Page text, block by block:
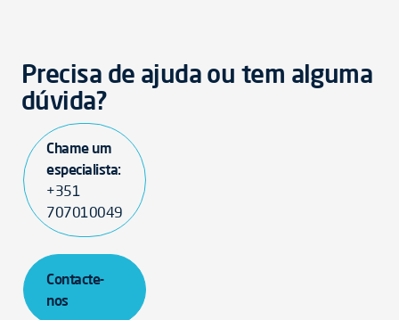
Precisa de ajuda ou tem alguma
dúvida?
Chame um
especialista:
+351
707010049
Contacte-
nos